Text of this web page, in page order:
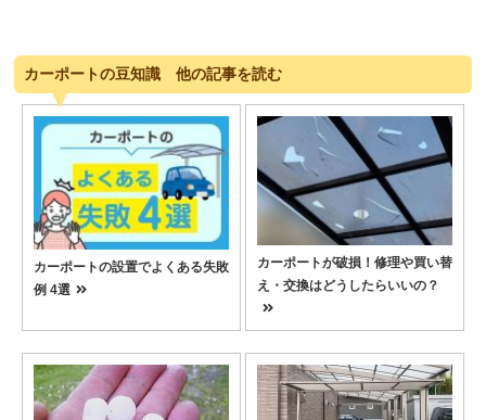
カーポートの豆知識 他の記事を読む
カーポートの設置でよくある失敗
例 4選
カーポートが破損！修理や買い替
え・交換はどうしたらいいの？